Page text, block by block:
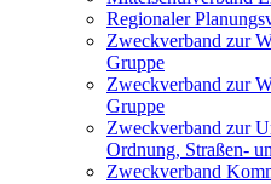
Regionaler
Zweckverband zur
Gruppe
Zweckverband zur
Gruppe
Zweckverband zur
Ordnung, Straßen-
Zweckverband